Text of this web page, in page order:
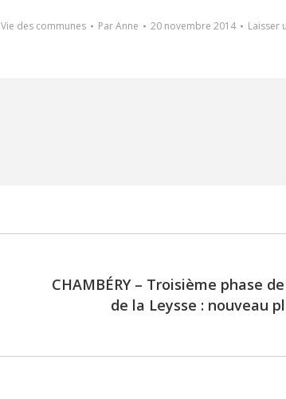
Vie des communes ParAnne 20 novembre 2014 Laisser
CHAMBÉRY – Troisième phase
de la Leysse : nouveau